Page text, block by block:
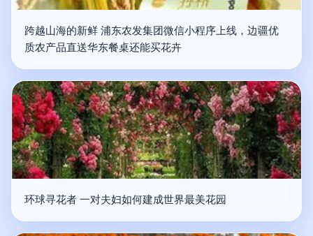
跨越山海的新鲜 浦东农发集团微信小程序上线，边疆优
质农产品直送华东餐桌还能买花卉
环球寻花者 一对夫妇如何建成世界最美花园